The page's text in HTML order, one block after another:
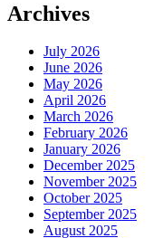
Archives
July 2026
June 2026
May 2026
April 2026
March 2026
February 2026
January 2026
December 2025
November 2025
October 2025
September 2025
August 2025